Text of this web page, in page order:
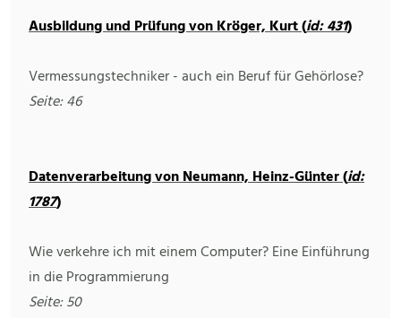
Ausbildung und Prüfung von Kröger, Kurt (id: 431)
Vermessungstechniker - auch ein Beruf für Gehörlose?
Seite: 46
Datenverarbeitung von Neumann, Heinz-Günter (id:
1787)
Wie verkehre ich mit einem Computer? Eine Einführung
in die Programmierung
Seite: 50